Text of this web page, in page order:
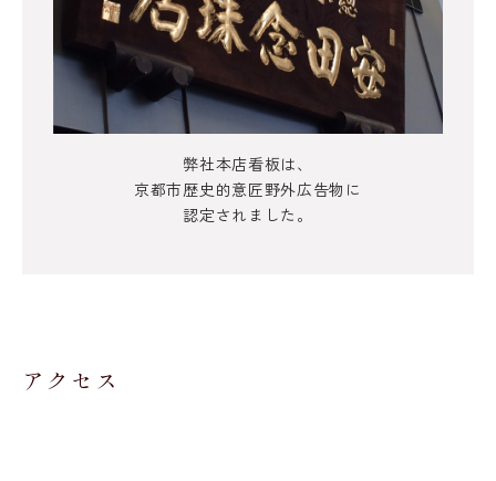
弊社本店看板は、
京都市歴史的意匠野外広告物に
認定されました。
アクセス